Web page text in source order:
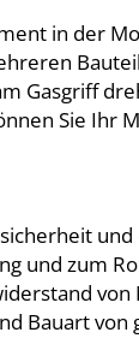
in der
Gasgriff
Sie Ihr
und zum
Bauart von